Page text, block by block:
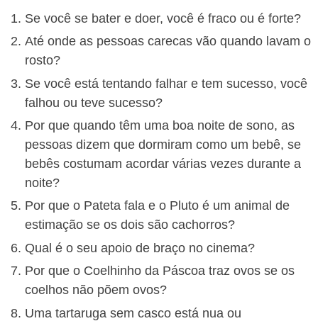
Se você se bater e doer, você é fraco ou é forte?
Até onde as pessoas carecas vão quando lavam o
rosto?
Se você está tentando falhar e tem sucesso, você
falhou ou teve sucesso?
Por que quando têm uma boa noite de sono, as
pessoas dizem que dormiram como um bebê, se
bebês costumam acordar várias vezes durante a
noite?
Por que o Pateta fala e o Pluto é um animal de
estimação se os dois são cachorros?
Qual é o seu apoio de braço no cinema?
Por que o Coelhinho da Páscoa traz ovos se os
coelhos não põem ovos?
Uma tartaruga sem casco está nua ou